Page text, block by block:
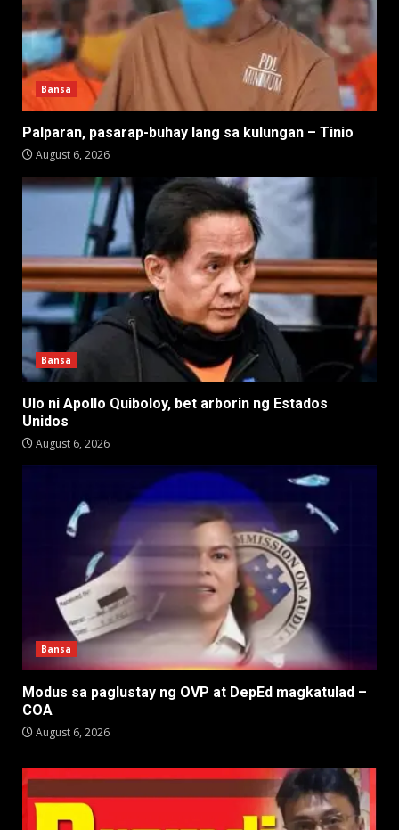
Bansa
Palparan, pasarap-buhay lang sa kulungan – Tinio
August 6, 2026
Bansa
Ulo ni Apollo Quiboloy, bet arborin ng Estados
Unidos
August 6, 2026
Bansa
Modus sa paglustay ng OVP at DepEd magkatulad –
COA
August 6, 2026